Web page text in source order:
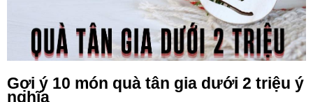
Gợi ý 10 món quà tân gia dưới 2 triệu ý
nghĩa